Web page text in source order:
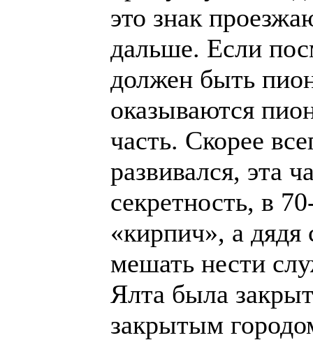
это знак
дальше. Если
должен быть
оказываются
часть. Скорее
развивался, эта
секретность, в
«кирпич», а
мешать нести
Ялта была
закрытым